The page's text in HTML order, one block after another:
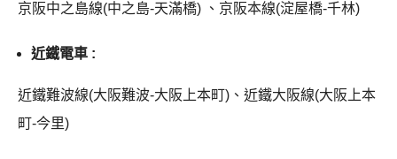
京阪中之島線(中之島-天滿橋) 、京阪本線(淀屋橋-千林)
近鐵電車 :
近鐵難波線(大阪難波-大阪上本町)、近鐵大阪線(大阪上本
町-今里)